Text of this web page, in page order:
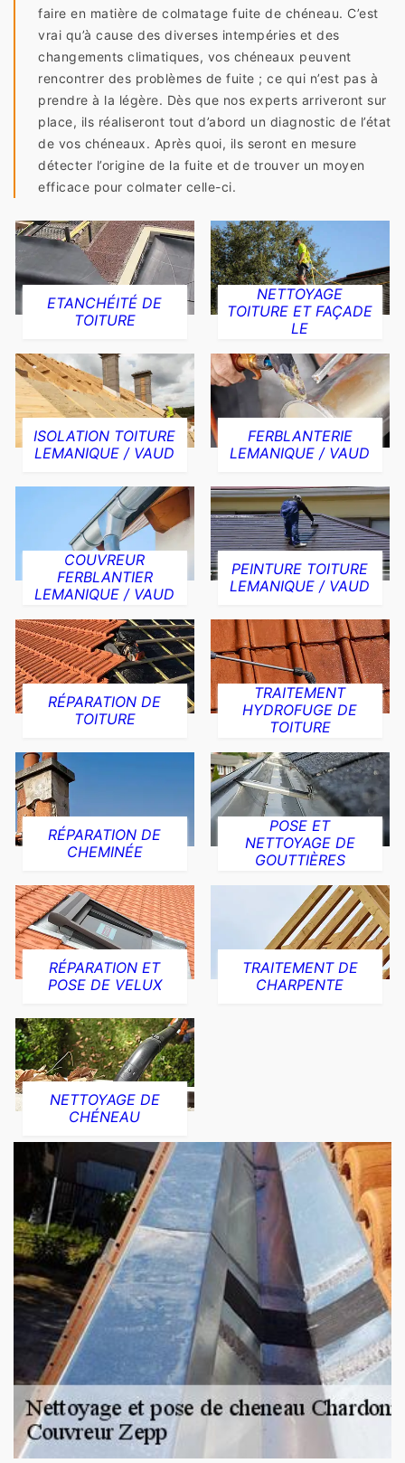
faire en matière de colmatage fuite de chéneau. C’est
vrai qu’à cause des diverses intempéries et des
changements climatiques, vos chéneaux peuvent
rencontrer des problèmes de fuite ; ce qui n’est pas à
prendre à la légère. Dès que nos experts arriveront sur
place, ils réaliseront tout d’abord un diagnostic de l’état
de vos chéneaux. Après quoi, ils seront en mesure
détecter l’origine de la fuite et de trouver un moyen
efficace pour colmater celle-ci.
ETANCHÉITÉ DE
TOITURE
NETTOYAGE
TOITURE ET FAÇADE
LE
ISOLATION TOITURE
LEMANIQUE / VAUD
FERBLANTERIE
LEMANIQUE / VAUD
COUVREUR
FERBLANTIER
LEMANIQUE / VAUD
PEINTURE TOITURE
LEMANIQUE / VAUD
RÉPARATION DE
TOITURE
TRAITEMENT
HYDROFUGE DE
TOITURE
RÉPARATION DE
CHEMINÉE
POSE ET
NETTOYAGE DE
GOUTTIÈRES
RÉPARATION ET
POSE DE VELUX
TRAITEMENT DE
CHARPENTE
NETTOYAGE DE
CHÉNEAU